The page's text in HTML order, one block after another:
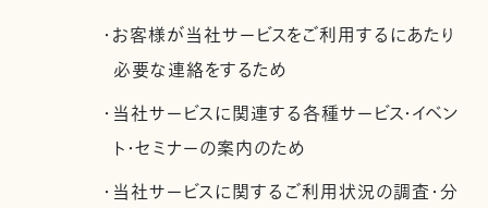
・お客様が当社サービスをご利用するにあたり
必要な連絡をするため
・当社サービスに関連する各種サービス・イベン
ト・セミナーの案内のため
・当社サービスに関するご利用状況の調査・分